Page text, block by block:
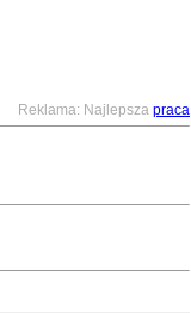
Reklama: Najlepsza praca